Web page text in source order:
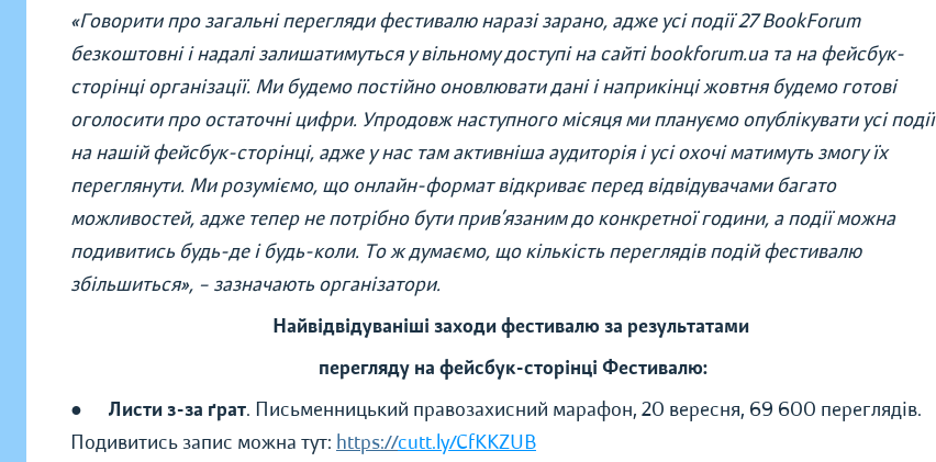
«Говорити про загальні перегляди фестивалю наразі зарано, адже усі події 27 BookForum
безкоштовні і надалі залишатимуться у вільному доступі на сайті bookforum.ua та на фейсбук-
сторінці організації. Ми будемо постійно оновлювати дані і наприкінці жовтня будемо готові
оголосити про остаточні цифри. Упродовж наступного місяця ми плануємо опублікувати усі події
на нашій фейсбук-сторінці, адже у нас там активніша аудиторія і усі охочі матимуть змогу їх
переглянути. Ми розуміємо, що онлайн-формат відкриває перед відвідувачами багато
можливостей, адже тепер не потрібно бути прив’язаним до конкретної години, а події можна
подивитись будь-де і будь-коли. То ж думаємо, що кількість переглядів подій фестивалю
збільшиться», – зазначають організатори.
Найвідвідуваніші заходи фестивалю за результатами
перегляду на фейсбук-сторінці Фестивалю:
● Листи з-за ґрат. Письменницький правозахисний марафон, 20 вересня, 69 600 переглядів.
Подивитись запис можна тут: https://cutt.ly/CfKKZUB